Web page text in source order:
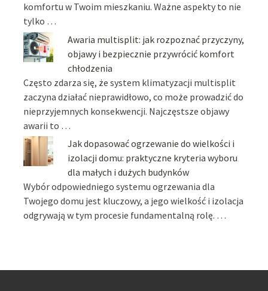
komfortu w Twoim mieszkaniu. Ważne aspekty to nie
tylko …
Awaria multisplit: jak rozpoznać przyczyny,
objawy i bezpiecznie przywrócić komfort
chłodzenia
Często zdarza się, że system klimatyzacji multisplit
zaczyna działać nieprawidłowo, co może prowadzić do
nieprzyjemnych konsekwencji. Najczęstsze objawy
awarii to …
Jak dopasować ogrzewanie do wielkości i
izolacji domu: praktyczne kryteria wyboru
dla małych i dużych budynków
Wybór odpowiedniego systemu ogrzewania dla
Twojego domu jest kluczowy, a jego wielkość i izolacja
odgrywają w tym procesie fundamentalną rolę. …